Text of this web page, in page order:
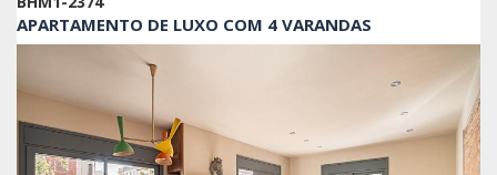
APARTAMENTO DE LUXO COM 4 VARANDAS